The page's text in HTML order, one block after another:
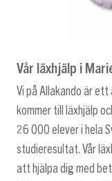
Vår läxhjälp i
Vi på Allakando är
kommer till läxhjälp
26 000 elever i hela
studieresultat. Vår
att hjälpa dig med